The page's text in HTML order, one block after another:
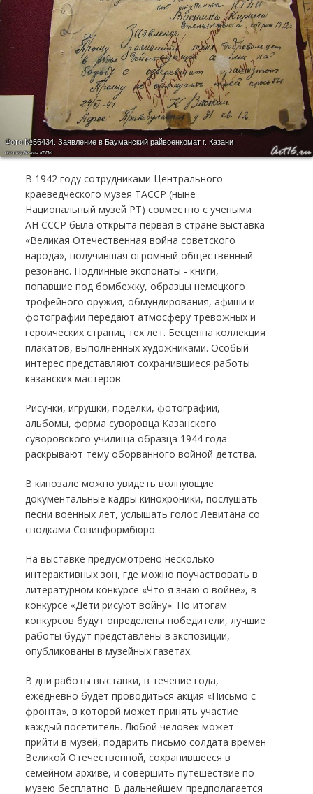
Фото №56434. Заявление в Бауманский райвоенкомат г. Казани
от студента КГПИ
В 1942 году сотрудниками Центрального
краеведческого музея ТАССР (ныне
Национальный музей РТ) совместно с учеными
АН СССР была открыта первая в стране выставка
«Великая Отечественная война советского
народа», получившая огромный общественный
резонанс. Подлинные экспонаты - книги,
попавшие под бомбежку, образцы немецкого
трофейного оружия, обмундирования, афиши и
фотографии передают атмосферу тревожных и
героических страниц тех лет. Бесценна коллекция
плакатов, выполненных художниками. Особый
интерес представляют сохранившиеся работы
казанских мастеров.
Рисунки, игрушки, поделки, фотографии,
альбомы, форма суворовца Казанского
суворовского училища образца 1944 года
раскрывают тему оборванного войной детства.
В кинозале можно увидеть волнующие
документальные кадры кинохроники, послушать
песни военных лет, услышать голос Левитана со
сводками Совинформбюро.
На выставке предусмотрено несколько
интерактивных зон, где можно поучаствовать в
литературном конкурсе «Что я знаю о войне», в
конкурсе «Дети рисуют войну». По итогам
конкурсов будут определены победители, лучшие
работы будут представлены в экспозиции,
опубликованы в музейных газетах.
В дни работы выставки, в течение года,
ежедневно будет проводиться акция «Письмо с
фронта», в которой может принять участие
каждый посетитель. Любой человек может
прийти в музей, подарить письмо солдата времен
Великой Отечественной, сохранившееся в
семейном архиве, и совершить путешествие по
музею бесплатно. В дальнейшем предполагается